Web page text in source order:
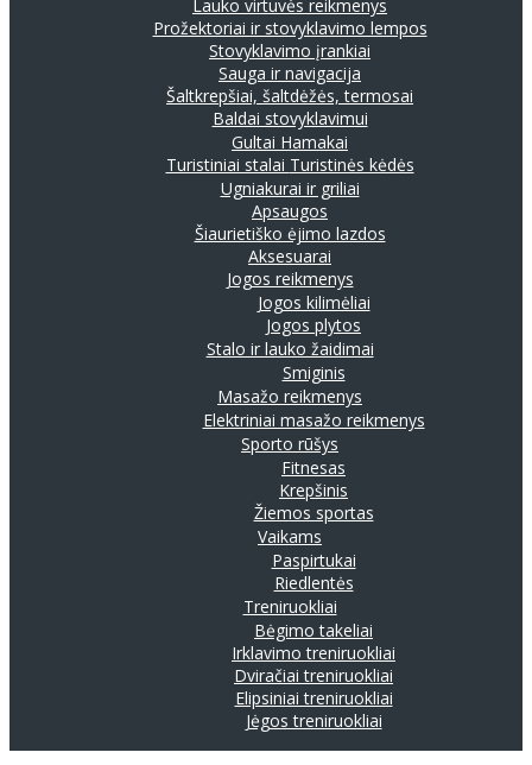
Lauko virtuvės reikmenys
Prožektoriai ir stovyklavimo lempos
Stovyklavimo įrankiai
Sauga ir navigacija
Šaltkrepšiai, šaltdėžės, termosai
Baldai stovyklavimui
Gultai Hamakai
Turistiniai stalai Turistinės kėdės
Ugniakurai ir griliai
Apsaugos
Šiaurietiško ėjimo lazdos
Aksesuarai
Jogos reikmenys
Jogos kilimėliai
Jogos plytos
Stalo ir lauko žaidimai
Smiginis
Masažo reikmenys
Elektriniai masažo reikmenys
Sporto rūšys
Fitnesas
Krepšinis
Žiemos sportas
Vaikams
Paspirtukai
Riedlentės
Treniruokliai
Bėgimo takeliai
Irklavimo treniruokliai
Dviračiai treniruokliai
Elipsiniai treniruokliai
Jėgos treniruokliai